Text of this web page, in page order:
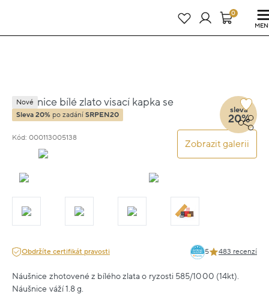
23 dní : 11h : 44m : 57s0
Náušnice bílé zlato visací kapka se
zirkony 1.50cm 1.8g
Kód: 000113005138
Zobrazit galerii
Nové
Sleva 20% po zadání SRPEN20
sleva
20%
Obdržíte certifikát pravosti 5 483 recenzí
Náušnice zhotovené z bílého zlata o ryzosti 585/1000 (14kt).
Náušnice váží 1.8 g.